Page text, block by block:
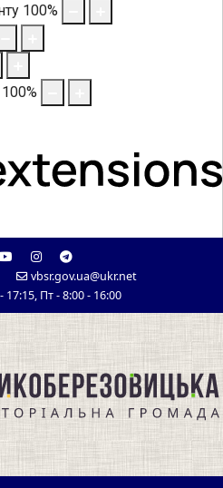
100%
100%
vbsr.gov.ua@ukr.net
Пт - 8:00 - 16:00